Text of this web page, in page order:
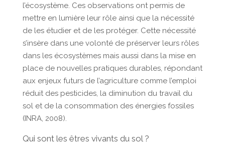
l’écosystème. Ces observations ont permis de
mettre en lumière leur rôle ainsi que la nécessité
de les étudier et de les protéger. Cette nécessité
s’insère dans une volonté de préserver leurs rôles
dans les écosystèmes mais aussi dans la mise en
place de nouvelles pratiques durables, répondant
aux enjeux futurs de l’agriculture comme l’emploi
réduit des pesticides, la diminution du travail du
sol et de la consommation des énergies fossiles
(INRA, 2008).
Qui sont les êtres vivants du sol ?